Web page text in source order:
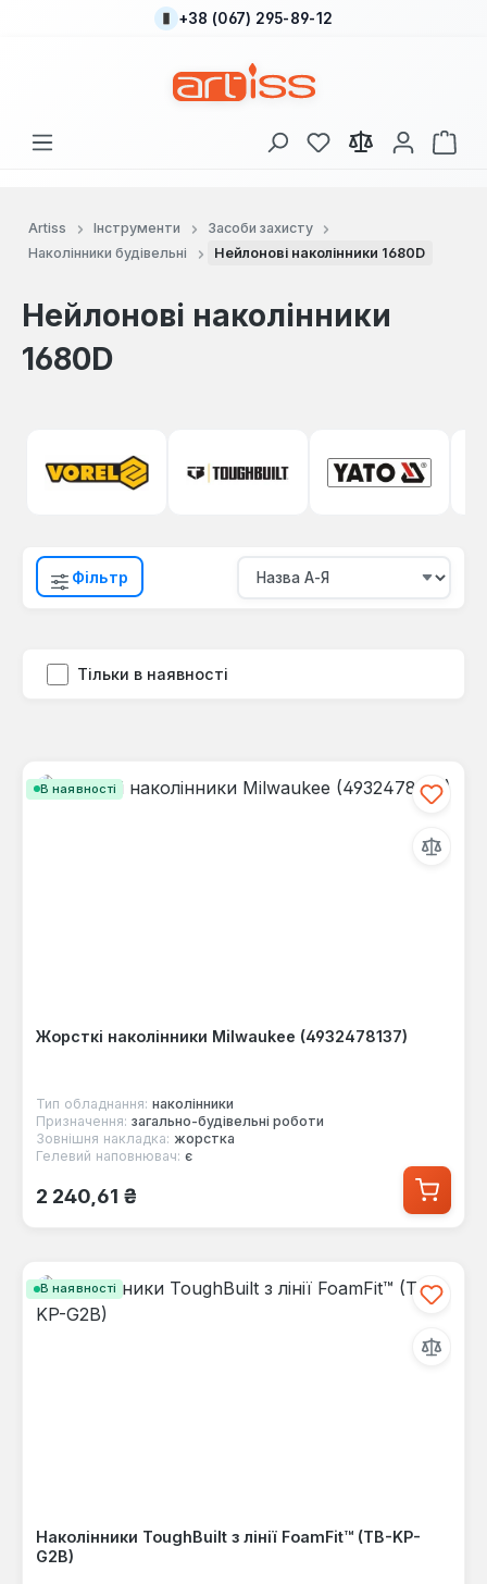
Перейти до основного вмісту
+38 (067) 295-89-12
У вас є 0 у списку
Artiss Інструменти
Засоби захисту
Наколінники будівельні
Нейлонові наколінники 1680D
Нейлонові наколінники
1680D
Фільтр
Тільки в наявності
В наявності
Жорсткі наколінники Milwaukee (4932478137)
Тип обладнання: наколінники
Призначення: загально-будівельні роботи
Зовнішня накладка: жорстка
Гелевий наповнювач: є
Звичайна ціна:
2 240,61 ₴
В наявності
Наколінники ToughBuilt з лінії FoamFit™ (TB-KP-
G2B)